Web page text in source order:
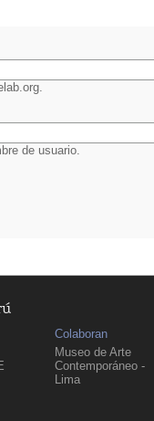
de usuario.
Colaboran
Museo de Arte
Contemporáneo -
Lima